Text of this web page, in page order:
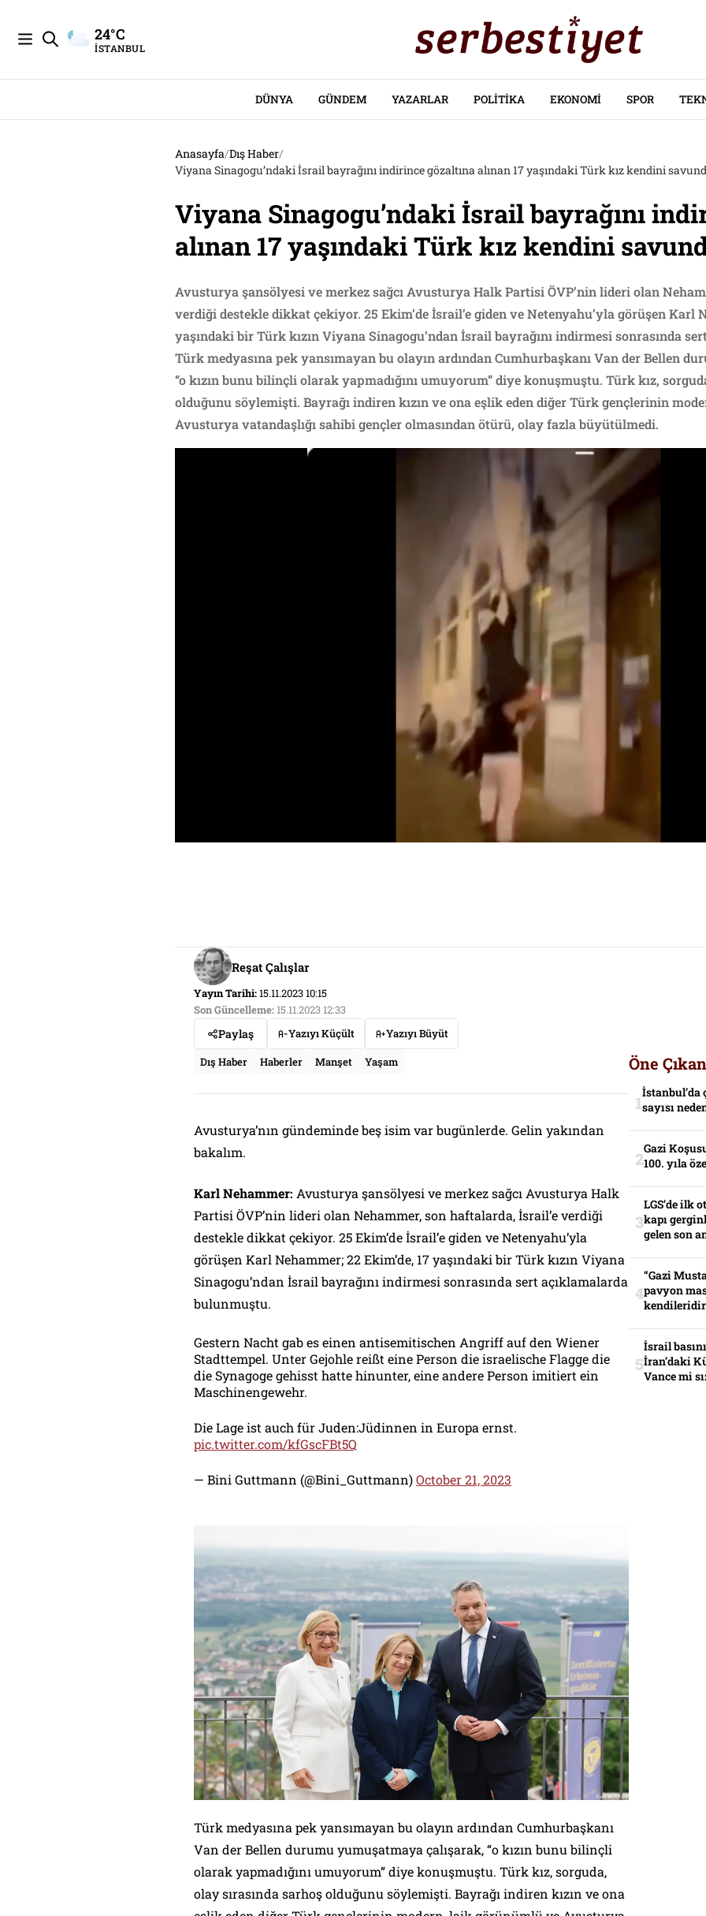
24°C
İSTANBUL
DÜNYA GÜNDEM YAZARLAR POLITIKA EKONOMI SPOR
Anasayfa/Dış Haber/
Viyana Sinagogu’ndaki İsrail bayrağını indirince gözaltına alınan 17 yaşındaki Türk kız kendini
Viyana Sinagogu’ndaki İsrail bayrağını
alınan 17 yaşındaki Türk kız kendini
Avusturya şansölyesi ve merkez sağcı Avusturya Halk Partisi ÖVP’nin lideri olan
verdiği destekle dikkat çekiyor. 25 Ekim’de İsrail’e giden ve Netenyahu’yla görüşen Karl
yaşındaki bir Türk kızın Viyana Sinagogu’ndan İsrail bayrağını indirmesi sonrasında
Türk medyasına pek yansımayan bu olayın ardından Cumhurbaşkanı Van der Bellen
“o kızın bunu bilinçli olarak yapmadığını umuyorum” diye konuşmuştu. Türk kız,
olduğunu söylemişti. Bayrağı indiren kızın ve ona eşlik eden diğer Türk gençlerinin
Avusturya vatandaşlığı sahibi gençler olmasından ötürü, olay fazla büyütülmedi.
Reşat Çalışlar
Yayın Tarihi:15.11.2023 10:15
Son Güncelleme: 15.11.2023 12:33
Paylaş Yazıyı Küçült
Yazıyı Büyüt
Dış Haber
Haberler Manşet Yaşam
Avusturya’nın gündeminde beş isim var bugünlerde. Gelin yakından
bakalım.
Karl Nehammer: Avusturya şansölyesi ve merkez sağcı Avusturya Halk
Partisi ÖVP’nin lideri olan Nehammer, son haftalarda, İsrail’e verdiği
destekle dikkat çekiyor. 25 Ekim’de İsrail’e giden ve Netenyahu’yla
görüşen Karl Nehammer; 22 Ekim’de, 17 yaşındaki bir Türk kızın Viyana
Sinagogu’ndan İsrail bayrağını indirmesi sonrasında sert açıklamalarda
bulunmuştu.
Gestern Nacht gab es einen antisemitischen Angriff auf den Wiener
Stadttempel. Unter Gejohle reißt eine Person die israelische Flagge die
die Synagoge gehisst hatte hinunter, eine andere Person imitiert ein
Maschinengewehr.
Die Lage ist auch für Juden:Jüdinnen in Europa ernst.
pic.twitter.com/kfGscFBt5Q
— Bini Guttmann (@Bini_Guttmann)October 21, 2023
Türk medyasına pek yansımayan bu olayın ardından Cumhurbaşkanı
Van der Bellen durumu yumuşatmaya çalışarak, “o kızın bunu bilinçli
olarak yapmadığını umuyorum” diye konuşmuştu. Türk kız, sorguda,
olay sırasında sarhoş olduğunu söylemişti. Bayrağı indiren kızın ve ona
Öne
sayısı
Gazi
100. yıla
LGS’de ilk
kapı
gelen son
“Gazi
pavyon
İsrail
İran’daki
Vance mi